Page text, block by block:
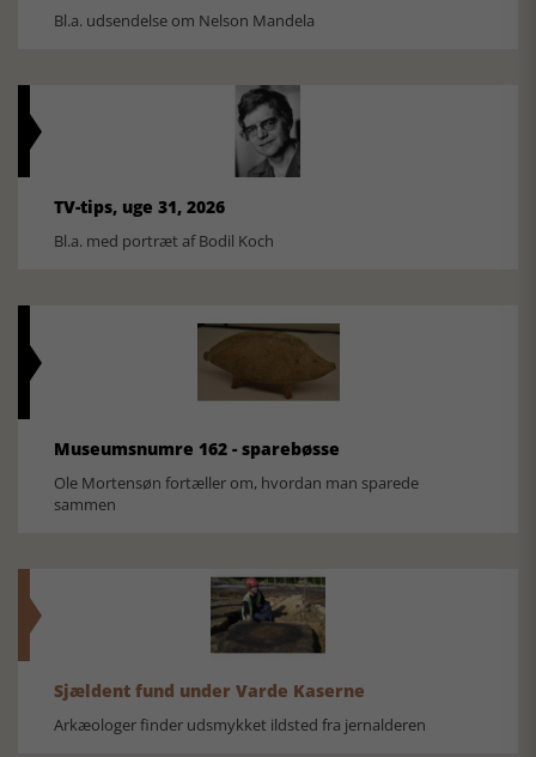
Bl.a. udsendelse om Nelson Mandela
TV-tips, uge 31, 2026
Bl.a. med portræt af Bodil Koch
Museumsnumre 162 - sparebøsse
Ole Mortensøn fortæller om, hvordan man sparede
sammen
Sjældent fund under Varde Kaserne
Arkæologer finder udsmykket ildsted fra jernalderen